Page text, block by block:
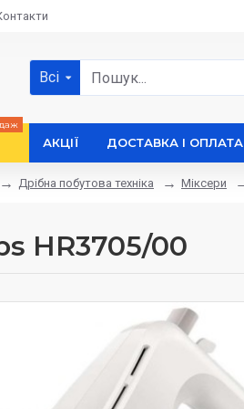
Всі
АКЦІЇ ДОСТАВКА І ОПЛАТА
Дрібна побутова техніка Міксери
HR3705/00